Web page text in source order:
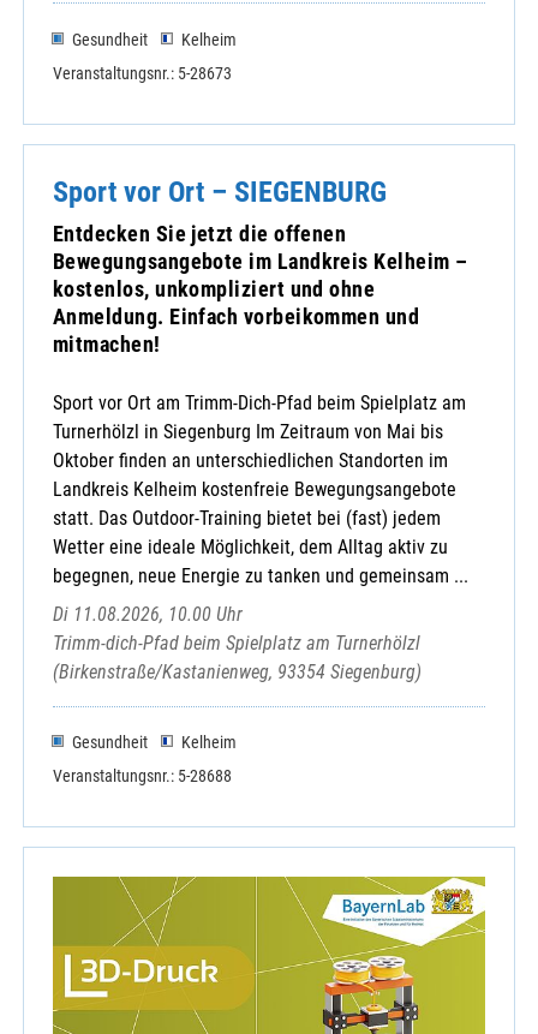
Gesundheit
Kelheim
Veranstaltungsnr.: 5-28673
Sport vor Ort – SIEGENBURG
Entdecken Sie jetzt die offenen
Bewegungsangebote im Landkreis Kelheim –
kostenlos, unkompliziert und ohne
Anmeldung. Einfach vorbeikommen und
mitmachen!
Sport vor Ort am Trimm-Dich-Pfad beim Spielplatz am
Turnerhölzl in Siegenburg Im Zeitraum von Mai bis
Oktober finden an unterschiedlichen Standorten im
Landkreis Kelheim kostenfreie Bewegungsangebote
statt. Das Outdoor-Training bietet bei (fast) jedem
Wetter eine ideale Möglichkeit, dem Alltag aktiv zu
begegnen, neue Energie zu tanken und gemeinsam ...
Di 11.08.2026, 10.00 Uhr
Trimm-dich-Pfad beim Spielplatz am Turnerhölzl
(Birkenstraße/Kastanienweg, 93354 Siegenburg)
Gesundheit
Kelheim
Veranstaltungsnr.: 5-28688